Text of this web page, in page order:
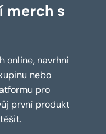
merch s
online, navrhni
nebo
pro
první produkt